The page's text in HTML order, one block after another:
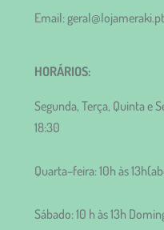
Email: geral@lojameraki.pt
HORÁRIOS:
Segunda, Terça, Quinta e
18:30
Quarta–feira: 10h às
Sábado: 10 h às 13h